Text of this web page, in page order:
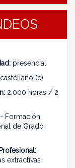
presencial
castellano (c)
2.000 horas / 2
Formación
de Grado
extractivas